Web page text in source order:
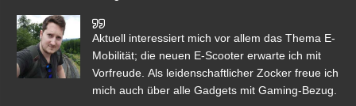
Aktuell interessiert mich vor allem das Thema E-
Mobilität; die neuen E-Scooter erwarte ich mit
Vorfreude. Als leidenschaftlicher Zocker freue ich
mich auch über alle Gadgets mit Gaming-Bezug.